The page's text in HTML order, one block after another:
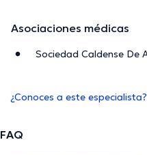
Asociaciones médicas
Sociedad Caldense De
¿Conoces a este
FAQ